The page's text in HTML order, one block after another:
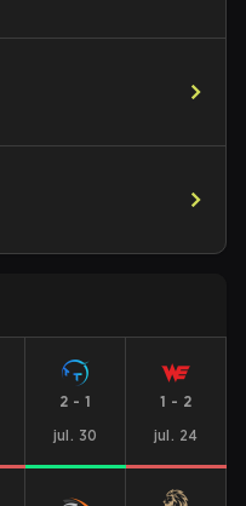
2 - 1
jul. 30
1 - 2
jul. 24